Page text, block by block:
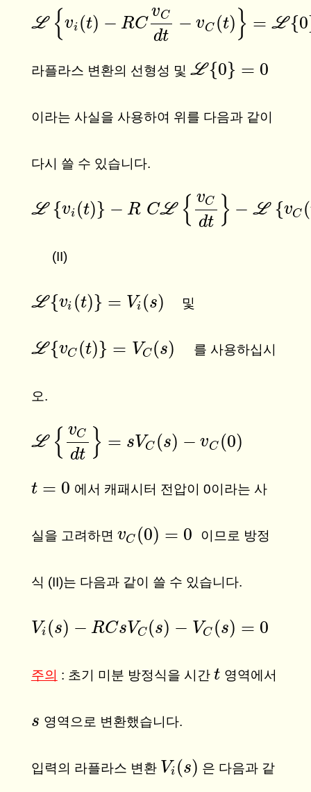
L {vi (t) − RC
vC
dt
− vC (t) } = L{0
L{v i( )−RC vC dt−vC(t)} =L{ 0}
라플라스 변환의 선형성 및 L{0} = 0
L{0} =0
이라는 사실을 사용하여 위를 다음과 같이
다시 쓸 수 있습니다.
L {vi (t)} − R CL { vC
dt } − L {vC (
L{v i( t)}−RCL{v Cd }−L{v C (t)}= 0
(II)
L{vi (t)} = Vi (s)
L{vi(t)} =Vi (s ) 및
L{vC (t)} = VC (s)
L{vC(t)}=V C (s) 를 사용하십시
오.
L { vC
dt } = sVC (s) − vC (0)
L{v C dt}=s V C(s)−vC(0 )
t = 0
t=0 에서 캐패시터 전압이 0이라는 사
실을 고려하면 vC (0) = 0
vC(0) = 0 이므로 방정
식 (II)는 다음과 같이 쓸 수 있습니다.
Vi (s) − RCsVC (s) − VC (s) = 0
Vi(s)− RC sVC(s)−V C ( s)= 0
주의 : 초기 미분 방정식을 시간 t
t 영역에서
s
s 영역으로 변환했습니다.
입력의 라플라스 변환 Vi (s)
Vi(s) 은 다음과 같